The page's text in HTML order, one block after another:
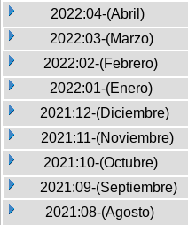
2022:04-(Abril)
2022:03-(Marzo)
2022:02-(Febrero)
2022:01-(Enero)
2021:12-(Diciembre)
2021:11-(Noviembre)
2021:10-(Octubre)
2021:09-(Septiembre)
2021:08-(Agosto)